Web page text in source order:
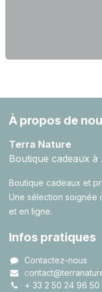
À propos de
Terra Nature
Boutique cadeaux à
Boutique cadeaux et
Une sélection soignée
et en ligne.
Infos pratiques
Contactez-nous
c
+ 33 2 50 24 96 50